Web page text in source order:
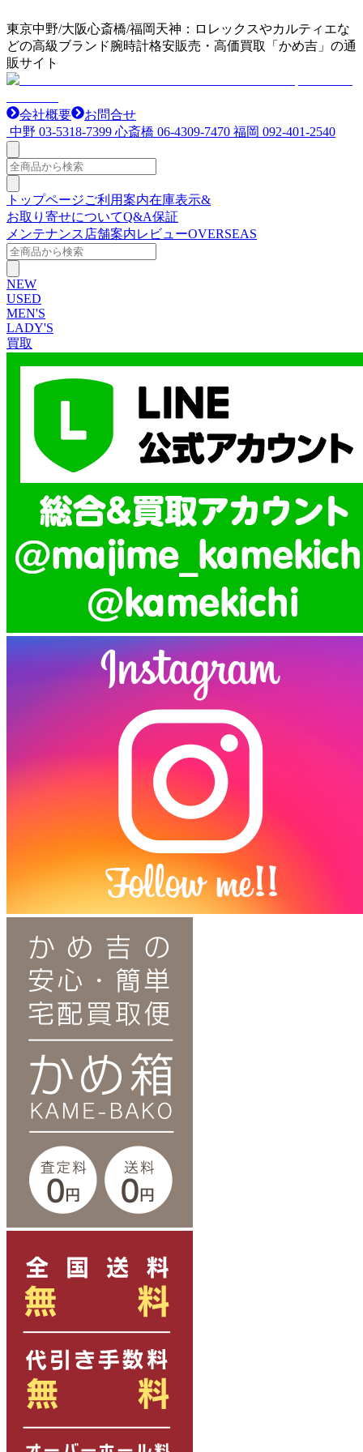
東京中野/大阪心斎橋/福岡天神：ロレックスやカルティエな
どの高級ブランド腕時計格安販売・高価買取「かめ吉」の通
販サイト
会社概要
お問合せ
中野 03-5318-7399 心斎橋 06-4309-7470 福岡 092-401-2540
トップページご利用案内在庫表示&
お取り寄せについてQ&A保証
メンテナンス 店舗案内レビューOVERSEAS
NEW
USED
MEN'S
LADY'S
買取